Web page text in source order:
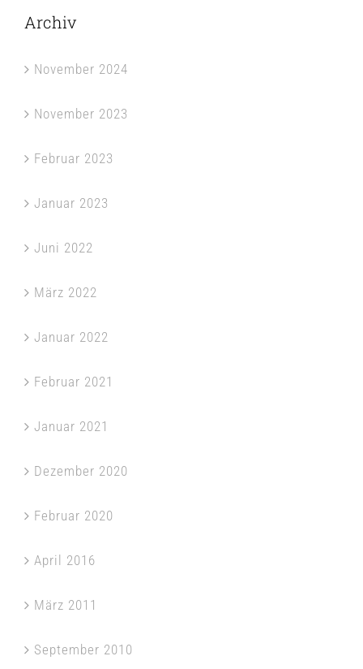
Archiv
November 2024
November 2023
Februar 2023
Januar 2023
Juni 2022
März 2022
Januar 2022
Februar 2021
Januar 2021
Dezember 2020
Februar 2020
April 2016
März 2011
September 2010